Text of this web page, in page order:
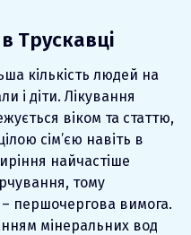
Трускавці
кількість людей на
і діти. Лікування
віком та статтю,
сім’єю навіть в
найчастіше
тому
– першочергова вимога.
мінеральних вод